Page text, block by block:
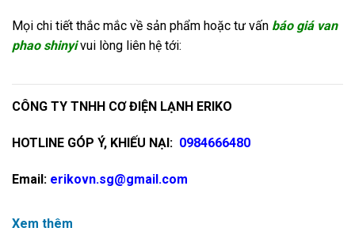
Mọi chi tiết thắc mắc về sản phẩm hoặc tư vấn báo giá van
phao shinyivui lòng liên hệ tới:
CÔNG TY TNHH CƠ ĐIỆN LẠNH ERIKO
HOTLINE GÓP Ý, KHIẾU NẠI: 0984666480
Email: erikovn.sg@gmail.com
Xem thêm